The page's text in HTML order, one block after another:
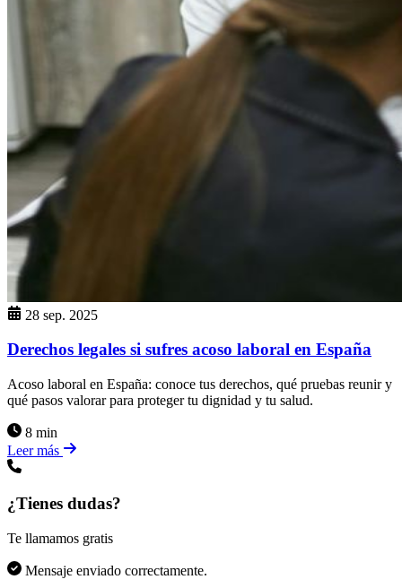
28 sep. 2025
Derechos legales si sufres acoso laboral en España
Acoso laboral en España: conoce tus derechos, qué pruebas reunir y
qué pasos valorar para proteger tu dignidad y tu salud.
8 min
Leer más
¿Tienes dudas?
Te llamamos gratis
Mensaje enviado correctamente.